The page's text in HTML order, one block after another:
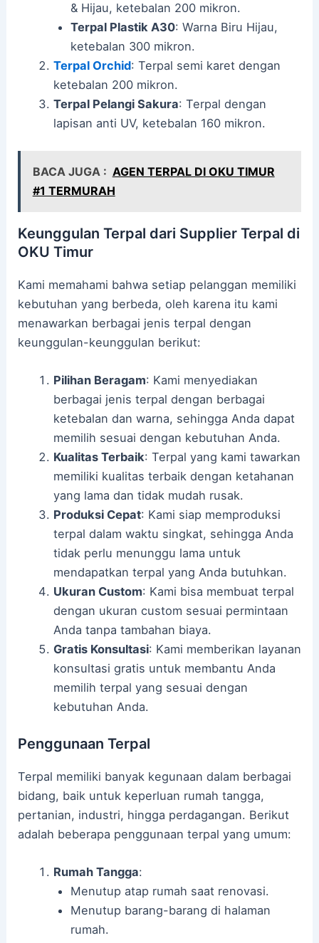
& Hijau, ketebalan 200 mikron.
Terpal Plastik A30: Warna Biru Hijau,
ketebalan 300 mikron.
Terpal Orchid: Terpal semi karet dengan
ketebalan 200 mikron.
Terpal Pelangi Sakura: Terpal dengan
lapisan anti UV, ketebalan 160 mikron.
BACA JUGA : AGEN TERPAL DI OKU TIMUR
#1 TERMURAH
Keunggulan Terpal dari Supplier Terpal di
OKU Timur
Kami memahami bahwa setiap pelanggan memiliki
kebutuhan yang berbeda, oleh karena itu kami
menawarkan berbagai jenis terpal dengan
keunggulan-keunggulan berikut:
Pilihan Beragam: Kami menyediakan
berbagai jenis terpal dengan berbagai
ketebalan dan warna, sehingga Anda dapat
memilih sesuai dengan kebutuhan Anda.
Kualitas Terbaik: Terpal yang kami tawarkan
memiliki kualitas terbaik dengan ketahanan
yang lama dan tidak mudah rusak.
Produksi Cepat: Kami siap memproduksi
terpal dalam waktu singkat, sehingga Anda
tidak perlu menunggu lama untuk
mendapatkan terpal yang Anda butuhkan.
Ukuran Custom: Kami bisa membuat terpal
dengan ukuran custom sesuai permintaan
Anda tanpa tambahan biaya.
Gratis Konsultasi: Kami memberikan layanan
konsultasi gratis untuk membantu Anda
memilih terpal yang sesuai dengan
kebutuhan Anda.
Penggunaan Terpal
Terpal memiliki banyak kegunaan dalam berbagai
bidang, baik untuk keperluan rumah tangga,
pertanian, industri, hingga perdagangan. Berikut
adalah beberapa penggunaan terpal yang umum:
Rumah Tangga:
Menutup atap rumah saat renovasi.
Menutup barang-barang di halaman
rumah.